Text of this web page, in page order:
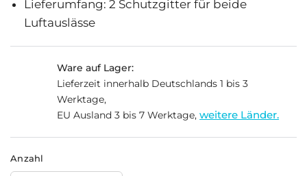
Lieferumfang: 2 Schutzgitter für beide
Luftauslässe
Ware auf Lager:
Lieferzeit innerhalb Deutschlands 1 bis 3
Werktage,
EU Ausland 3 bis 7 Werktage,weitere Länder.
Anzahl